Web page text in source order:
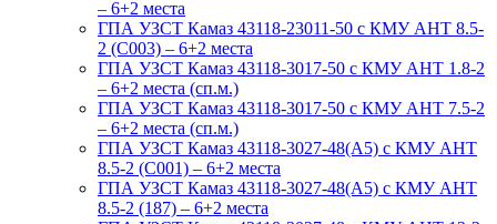
– 6+2 места
ГПА УЗСТ Камаз 43118-23011-50 с КМУ АНТ 8.5-
2 (С003) – 6+2 места
ГПА УЗСТ Камаз 43118-3017-50 с КМУ АНТ 1.8-2
– 6+2 места (сп.м.)
ГПА УЗСТ Камаз 43118-3017-50 с КМУ АНТ 7.5-2
– 6+2 места (сп.м.)
ГПА УЗСТ Камаз 43118-3027-48(A5) с КМУ АНТ
8.5-2 (С001) – 6+2 места
ГПА УЗСТ Камаз 43118-3027-48(A5) с КМУ АНТ
8.5-2 (187) – 6+2 места